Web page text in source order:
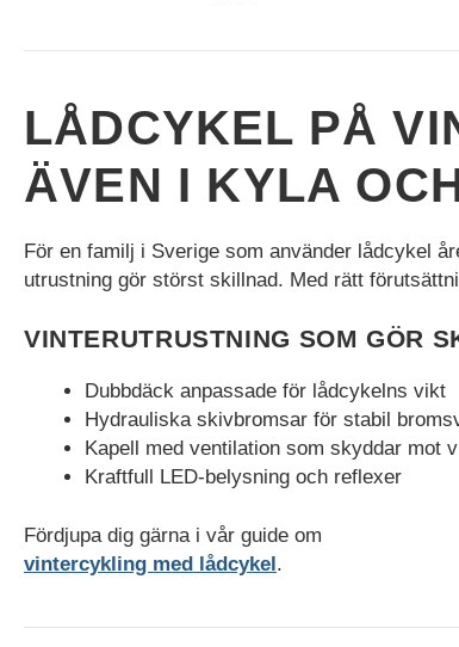
LÅDCYKEL PÅ
ÄVEN I KYLA
För en familj i Sverige som använder lådcykel
utrustning gör störst skillnad. Med rätt
VINTERUTRUSTNING SOM GÖR
Dubbdäck anpassade för lådcykelns vikt
Hydrauliska skivbromsar för stabil
Kapell med ventilation som skyddar mot
Kraftfull LED-belysning och reflexer
Fördjupa dig gärna i vår guide om
vintercykling med lådcykel .
Statistik
används för att
förstå hur besökare
webbplatsen.
Dessa cookies
information om
mätvärden, antal
besökare,
trafikkälla etc.
Upplevelse
Upplevelse-cookies
används för att
viktigaste
prestandaindexen